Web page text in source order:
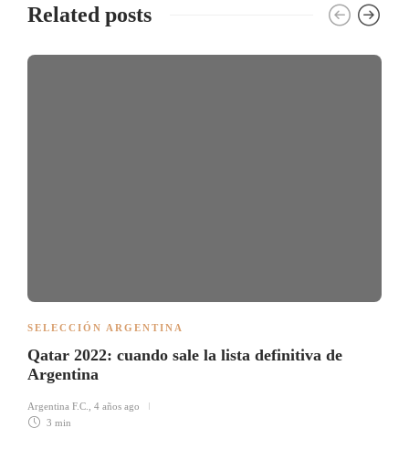
Related posts
SELECCIÓN ARGENTINA
Qatar 2022: cuando sale la lista definitiva de
Argentina
Argentina F.C.
4 años ago
3 min